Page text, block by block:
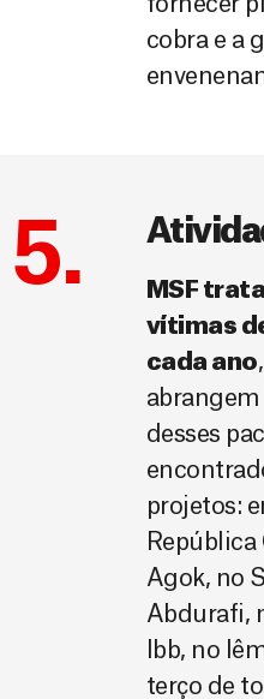
fornecer
cobra e a
5.
MSF
vítimas
cada ano
abrangem
desses
projetos:
Agok, no
Abdurafi,
Ibb, no
terço de